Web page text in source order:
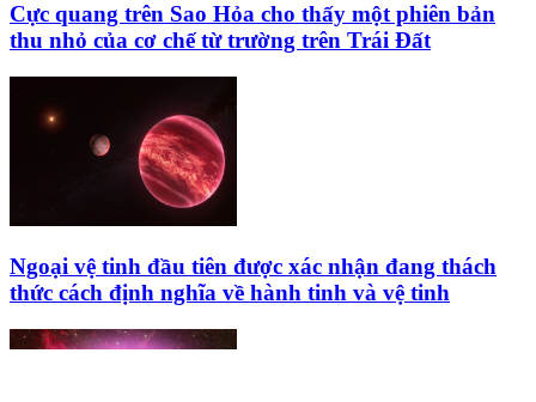
Cực quang trên Sao Hỏa cho thấy một phiên bản
thu nhỏ của cơ chế từ trường trên Trái Đất
Ngoại vệ tinh đầu tiên được xác nhận đang thách
thức cách định nghĩa về hành tinh và vệ tinh